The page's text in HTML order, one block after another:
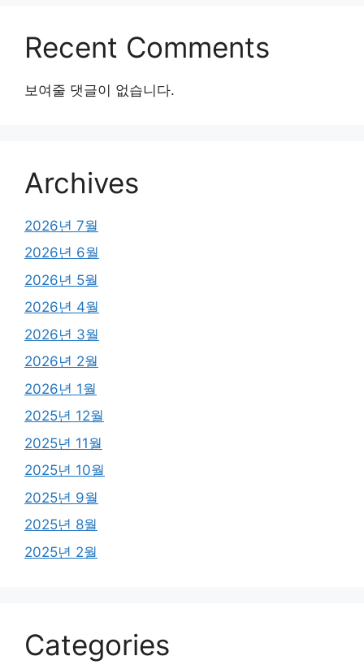
Recent Comments
보여줄 댓글이 없습니다.
Archives
2026년 7월
2026년 6월
2026년 5월
2026년 4월
2026년 3월
2026년 2월
2026년 1월
2025년 12월
2025년 11월
2025년 10월
2025년 9월
2025년 8월
2025년 2월
Categories